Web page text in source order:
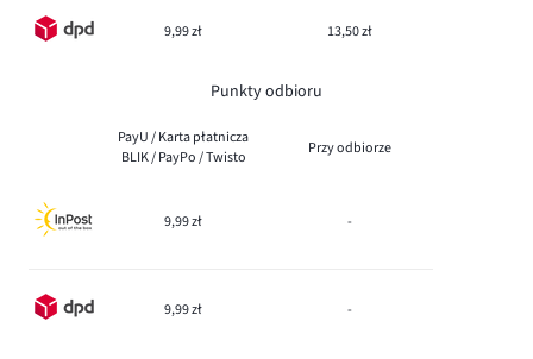
9,99 zł 13,50 zł
Punkty odbioru
PayU / Karta płatnicza
BLIK / PayPo / Twisto
Przy odbiorze
9,99 zł -
9,99 zł -